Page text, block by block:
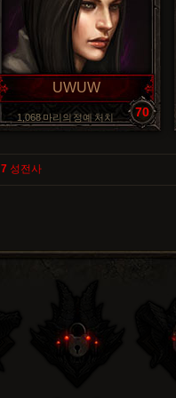
UWUW
1,068 마리의 정예 처치 70
7 성전사